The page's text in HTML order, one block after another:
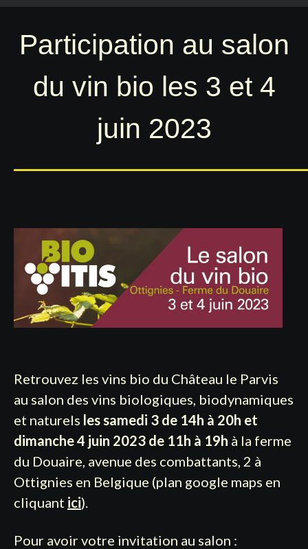
Participation au salon
du vin bio les 3 et 4
juin 2023
Retrouvez les vins bio du Château le Parvis
au salon des vins biologiques, biodynamiques
et naturels les samedi 3 de 14h à 20h et
dimanche 4 juin 2023 de 11h à 19h à la ferme
du Douaire, avenue des combattants, 2 à
Ottignies en Belgique (plan google maps en
cliquant ici).
Pour avoir votre invitation au salon :